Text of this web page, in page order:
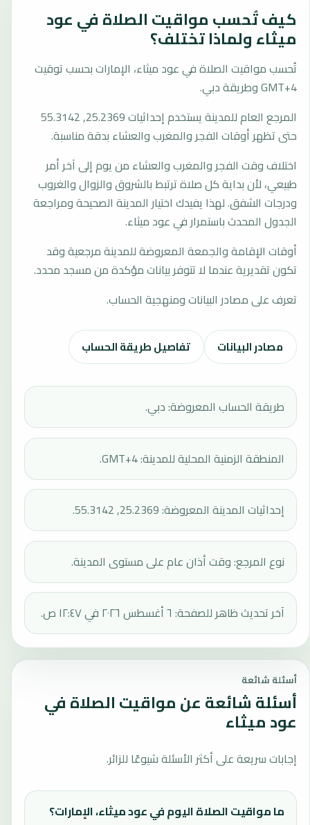
كيف تُحسب مواقيت الصلاة في عود
ميثاء ولماذا تختلف؟
تُحسب مواقيت الصلاة في عود ميثاء، الإمارات بحسب توقيت
GMT+4 وطريقة دبي.
المرجع العام للمدينة يستخدم إحداثيات 25.2369, 55.3142
حتى تظهر أوقات الفجر والمغرب والعشاء بدقة مناسبة.
اختلاف وقت الفجر والمغرب والعشاء من يوم إلى آخر أمر
طبيعي، لأن بداية كل صلاة ترتبط بالشروق والزوال والغروب
ودرجات الشفق. لهذا يفيدك اختيار المدينة الصحيحة ومراجعة
الجدول المحدث باستمرار في عود ميثاء.
أوقات الإقامة والجمعة المعروضة للمدينة مرجعية وقد
تكون تقديرية عندما لا تتوفر بيانات مؤكدة من مسجد محدد.
تعرف على مصادر البيانات ومنهجية الحساب.
مصادر البيانات تفاصيل طريقة الحساب
طريقة الحساب المعروضة: دبي.
المنطقة الزمنية المحلية للمدينة: GMT+4.
إحداثيات المدينة المعروضة: 25.2369, 55.3142.
نوع المرجع: وقت أذان عام على مستوى المدينة.
آخر تحديث ظاهر للصفحة: ٦ أغسطس ٢٠٢٦ في ١٢:٤٧ ص.
أسئلة شائعة
أسئلة شائعة عن مواقيت الصلاة في
عود ميثاء
إجابات سريعة على أكثر الأسئلة شيوعًا للزائر.
ما مواقيت الصلاة اليوم في عود ميثاء، الإمارات؟